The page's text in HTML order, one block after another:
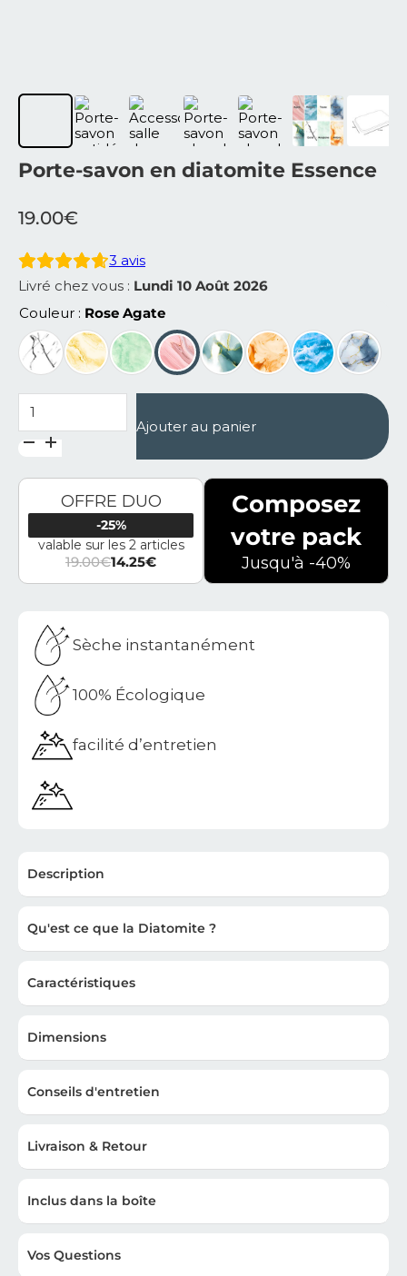
Porte-savon en diatomite Essence
19.00€
3 avis
Livré chez vous : Lundi 10 Août 2026
Couleur
Rose Agate
quantité de Porte-savon en diatomite Essence
Ajouter au panier
OFFRE DUO
-25%
valable sur les 2 articles
19.00€
Le prix initial était : 19.00€.
14.25€
Le prix actuel est : 14.25€.
Composez
votre pack
Jusqu'à -40%
Sèche instantanément
100% Écologique
facilité d’entretien
Description
Qu'est ce que la Diatomite ?
Caractéristiques
Dimensions
Conseils d'entretien
Livraison & Retour
Inclus dans la boîte
Vos Questions